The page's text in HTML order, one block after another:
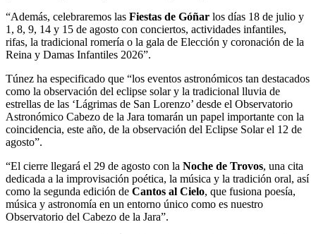
“Además, celebraremos las Fiestas de Góñar los días 18 de julio y
1, 8, 9, 14 y 15 de agosto con conciertos, actividades infantiles,
rifas, la tradicional romería o la gala de Elección y coronación de la
Reina y Damas Infantiles 2026”.
Túnez ha especificado que “los eventos astronómicos tan destacados
como la observación del eclipse solar y la tradicional lluvia de
estrellas de las ‘Lágrimas de San Lorenzo’ desde el Observatorio
Astronómico Cabezo de la Jara tomarán un papel importante con la
coincidencia, este año, de la observación del Eclipse Solar el 12 de
agosto”.
“El cierre llegará el 29 de agosto con la Noche de Trovos, una cita
dedicada a la improvisación poética, la música y la tradición oral, así
como la segunda edición de Cantos al Cielo, que fusiona poesía,
música y astronomía en un entorno único como es nuestro
Observatorio del Cabezo de la Jara”.